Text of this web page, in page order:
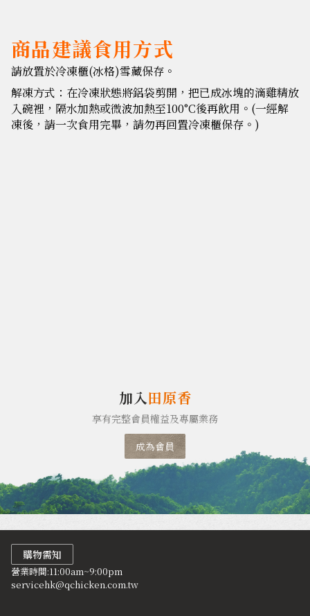
商品建議食用方式
請放置於冷凍櫃(冰格)雪藏保存。
解凍方式：在冷凍狀態將鋁袋剪開，把已成冰塊的滴雞精放
入碗裡，隔水加熱或微波加熱至100°C後再飲用。(一經解
凍後，請一次食用完畢，請勿再回置冷凍櫃保存。)
加入田原香
享有完整會員權益及專屬業務
成為會員
購物需知
營業時間:11:00am~9:00pm
servicehk@qchicken.com.tw